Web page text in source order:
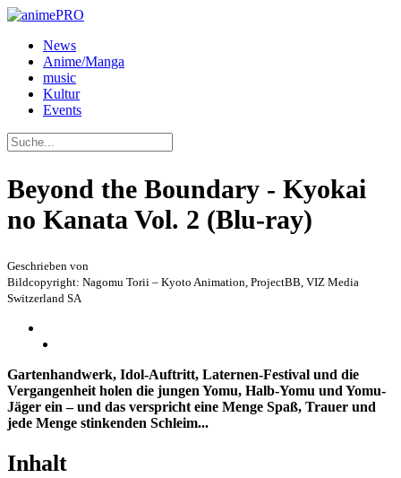
News
Anime/Manga
music
Kultur
Events
Beyond the Boundary - Kyokai
no Kanata Vol. 2 (Blu-ray)
Geschrieben von
Bildcopyright: Nagomu Torii – Kyoto Animation, ProjectBB, VIZ Media
Switzerland SA
Gartenhandwerk, Idol-Auftritt, Laternen-Festival und die
Vergangenheit holen die jungen Yomu, Halb-Yomu und Yomu-
Jäger ein – und das verspricht eine Menge Spaß, Trauer und
jede Menge stinkenden Schleim...
Inhalt